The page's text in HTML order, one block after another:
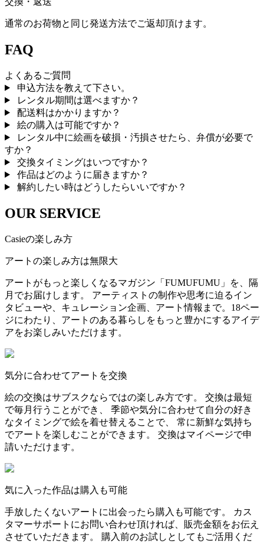
通常のお荷物と同じ発送方法でご返却頂けます。
FAQ
よくあるご質問
申込方法を教えて下さい。
レンタル期間は選べますか？
配送料はかかりますか？
絵の購入は可能ですか？
レンタル中に絵画を破損・汚損させたら、弁償が必要で
すか？
交換タイミングはいつですか？
作品はどのように届きますか？
解約したい時はどうしたらいいですか？
OUR SERVICE
Casieの楽しみ方
アートの楽しみ方は無限大
アートがもっと楽しくなるマガジン「FUMUFUMU」を、隔
月でお届けします。 アーティストの制作や思考に迫るイン
タビューや、キュレーション企画、アート情報まで。18ペー
ジにわたり、アートのある暮らしをもっと豊かにするアイデ
アをお楽しみいただけます。
気分に合わせてアートを交換
絵の交換はサブスクならではの楽しみ方です。 交換は最短
で毎月行うことができ、 季節や気分に合わせて自分の好き
なタイミングで絵を着せ替えることで、 常に新鮮な気持ち
でアートを楽しむことができます。 交換はマイページで申
請いただけます。
気に入った作品は購入も可能
手放したくないアートに出会ったら購入も可能です。 カス
タマーサポートにお問い合わせ頂ければ、販売金額をお伝え
させていただきます。 購入前のお試しとしてもご活用くだ